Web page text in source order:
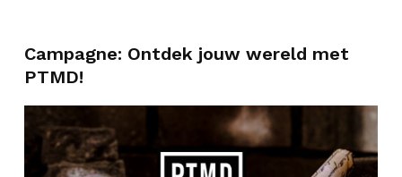
Campagne: Ontdek jouw wereld met
PTMD!